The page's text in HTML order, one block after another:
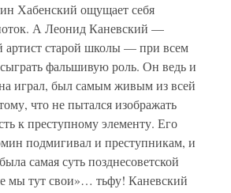
Хабенский ощущает себя
А Леонид Каневский —
артист старой школы — при всем
фальшивую роль. Он ведь и
играл, был самым живым из всей
что не пытался изображать
к преступному элементу. Его
подмигивал и преступникам, и
самая суть позднесоветской
мы тут свои»… тьфу! Каневский